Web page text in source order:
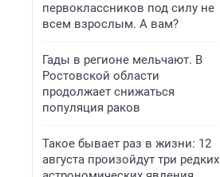
первоклассников под силу не
всем взрослым. А вам?
Гады в регионе мельчают. В
Ростовской области
продолжает снижаться
популяция раков
Такое бывает раз в жизни: 12
августа произойдут три редких